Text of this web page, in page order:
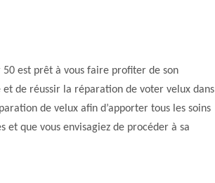
est prêt à vous faire profiter de son
de réussir la réparation de voter velux dans
de velux afin d’apporter tous les soins
que vous envisagiez de procéder à sa